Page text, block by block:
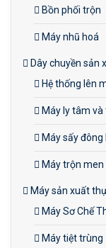
Bồn phối trộn
Máy nhũ hoá
Dây chuyền sản
Hệ thống lên
Máy ly tâm
Máy sấy
Máy trộn men
Máy sản xuất
Máy Sơ Chế
Máy tiệt trùng